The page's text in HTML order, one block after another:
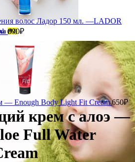
(92)
волос Ладор 150 мл. —LADOR
890₽
— Enough Body Light Fit Cream650₽
крем с алоэ —
Full Water